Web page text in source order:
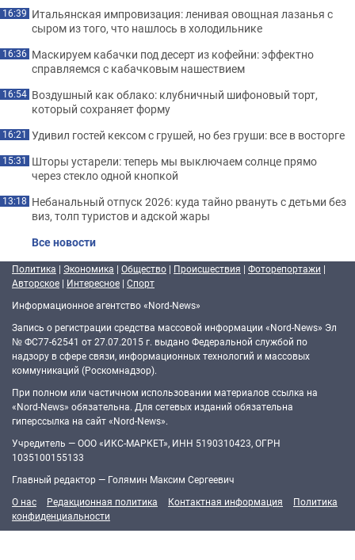
16:39 Итальянская импровизация: ленивая овощная лазанья с
сыром из того, что нашлось в холодильнике
16:36 Маскируем кабачки под десерт из кофейни: эффектно
справляемся с кабачковым нашествием
16:54 Воздушный как облако: клубничный шифоновый торт,
который сохраняет форму
16:21 Удивил гостей кексом с грушей, но без груши: все в восторге
15:31 Шторы устарели: теперь мы выключаем солнце прямо
через стекло одной кнопкой
13:18 Небанальный отпуск 2026: куда тайно рвануть с детьми без
виз, толп туристов и адской жары
Все новости
Политика | Экономика | Общество | Происшествия | Фоторепортажи |
Авторское | Интересное | Спорт
Информационное агентство «Nord-News»
Запись о регистрации средства массовой информации «Nord-News» Эл
№ ФС77-62541 от 27.07.2015 г. выдано Федеральной службой по
надзору в сфере связи, информационных технологий и массовых
коммуникаций (Роскомнадзор).
При полном или частичном использовании материалов ссылка на
«Nord-News» обязательна. Для сетевых изданий обязательна
гиперссылка на сайт «Nord-News».
Учредитель — ООО «ИКС-МАРКЕТ», ИНН 5190310423, ОГРН
1035100155133
Главный редактор — Голямин Максим Сергеевич
О нас
Редакционная политика Контактная информация
Политика
конфиденциальности